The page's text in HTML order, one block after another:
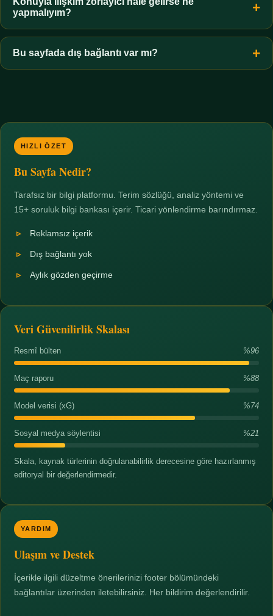
zorunluluktur.
yapmalıyım?
Zaman sınırı koyun, harcadığınız süreyi ölçün ve gerekirse
profesyonel destek alın. Türkiye'de ücretsiz danışma hatları
mevcuttur; yardım istemek güçlü bir adımdır.
Bu sayfada dış bağlantı var mı?
HIZLI ÖZET
Bu Sayfa Nedir?
Tarafsız bir bilgi platformu. Terim sözlüğü, analiz yöntemi ve
15+ soruluk bilgi bankası içerir. Ticari yönlendirme barındırmaz.
Reklamsız içerik
Dış bağlantı yok
Aylık gözden geçirme
Veri Güvenilirlik Skalası
Resmî bülten %96
Maç raporu %88
Model verisi (xG) %74
Sosyal medya söylentisi %21
Skala, kaynak türlerinin doğrulanabilirlik derecesine göre hazırlanmış
editoryal bir değerlendirmedir.
YARDIM
Ulaşım ve Destek
İçerikle ilgili düzeltme önerilerinizi footer bölümündeki
bağlantılar üzerinden iletebilirsiniz. Her bildirim değerlendirilir.